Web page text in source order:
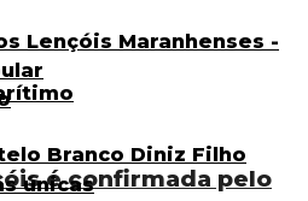
é confirmada pelo
únicas